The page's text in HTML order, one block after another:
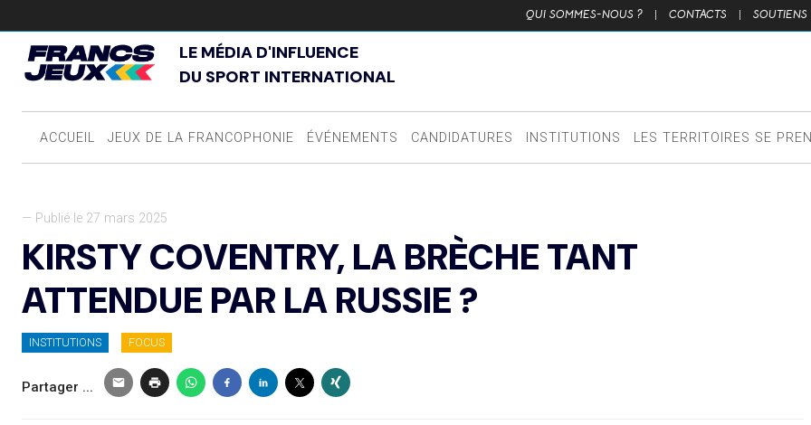
QUI SOMMES-NOUS ? | CONTACTS | SOUTIENS
LE MÉDIA D'INFLUENCE
DU SPORT INTERNATIONAL
ACCUEIL JEUX DE LA FRANCOPHONIE ÉVÉNEMENTS CANDIDATURES INSTITUTIONS LES TERRITOIRES SE
— Publié le 27 mars 2025
KIRSTY COVENTRY, LA BRÈCHE TANT
ATTENDUE PAR LA RUSSIE ?
INSTITUTIONS FOCUS
Partager ...